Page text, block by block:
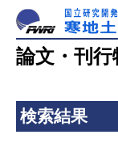
論文・刊行
検索結果